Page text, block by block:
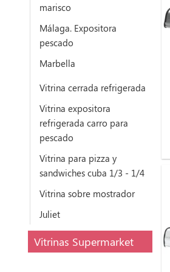
marisco
Málaga. Expositora
pescado
Marbella
Vitrina cerrada refrigerada
Vitrina expositora
refrigerada carro para
pescado
Vitrina para pizza y
sandwiches cuba 1/3 - 1/4
Vitrina sobre mostrador
Juliet
Vitrinas Supermarket